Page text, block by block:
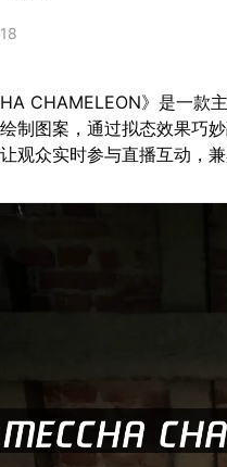
CHAMELEON》是一款
制图案，通过拟态效果巧
观众实时参与直播互动，兼